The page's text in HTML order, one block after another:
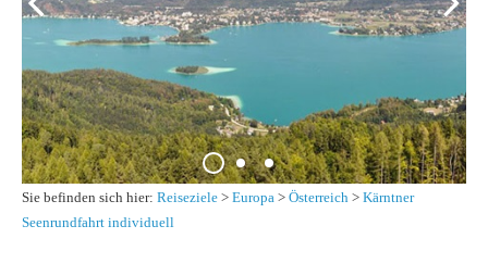
Sie befinden sich hier: Reiseziele > Europa > Österreich > Kärntner
Seenrundfahrt individuell